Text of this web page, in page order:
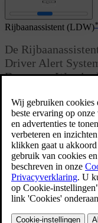
Bijgewerkt 08-06-2023
Rijbaanassistent (LDW)*
De
Driver Alert
Departure
De functie is
hoofdwegen en
in bepaalde
eigen rijbaan.
Werkingsprincipe van